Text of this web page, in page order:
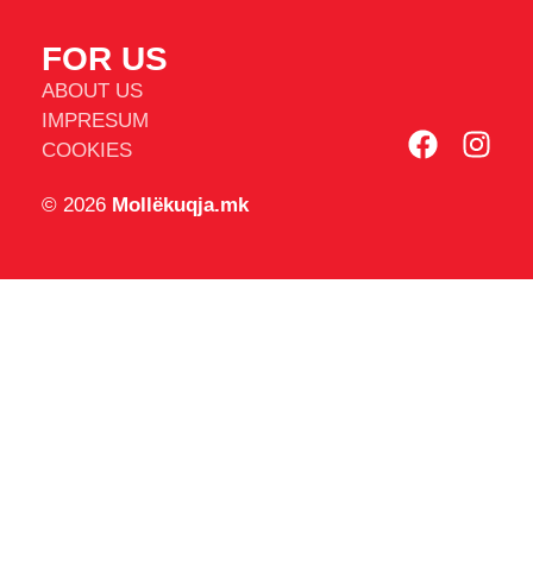
FOR US
ABOUT US
IMPRESUM
COOKIES
© 2026 Mollëkuqja.mk